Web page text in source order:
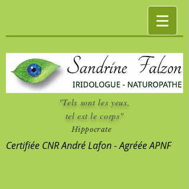
"Tels sont les yeux,
tel est le corps"
Hippocrate
Certifiée CNR André Lafon - Agréée APNF